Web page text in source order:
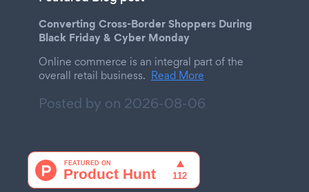
Converting Cross-Border Shoppers During
Black Friday & Cyber Monday
Online commerce is an integral part of the
overall retail business. Read More
Posted by on 2026-08-06